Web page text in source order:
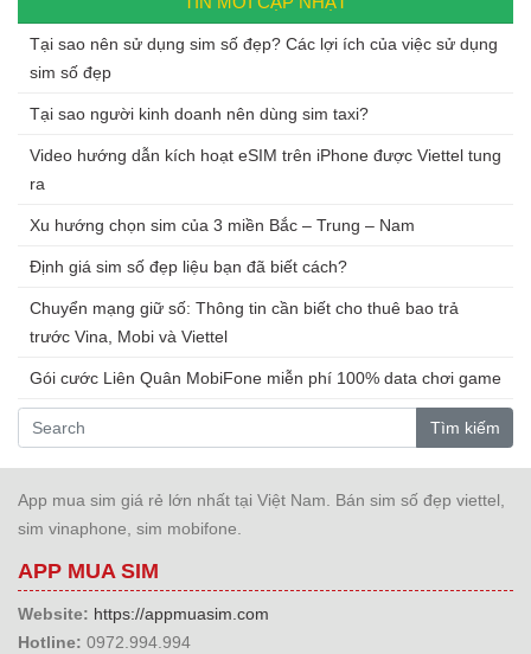
Tại sao nên sử dụng sim số đẹp? Các lợi ích của việc sử dụng
sim số đẹp
Tại sao người kinh doanh nên dùng sim taxi?
Video hướng dẫn kích hoạt eSIM trên iPhone được Viettel tung
ra
Xu hướng chọn sim của 3 miền Bắc – Trung – Nam
Định giá sim số đẹp liệu bạn đã biết cách?
Chuyển mạng giữ số: Thông tin cần biết cho thuê bao trả
trước Vina, Mobi và Viettel
Gói cước Liên Quân MobiFone miễn phí 100% data chơi game
Tìm kiếm
App mua sim giá rẻ lớn nhất tại Việt Nam. Bán sim số đẹp viettel,
sim vinaphone, sim mobifone.
APP MUA SIM
Website: https://appmuasim.com
Hotline: 0972.994.994